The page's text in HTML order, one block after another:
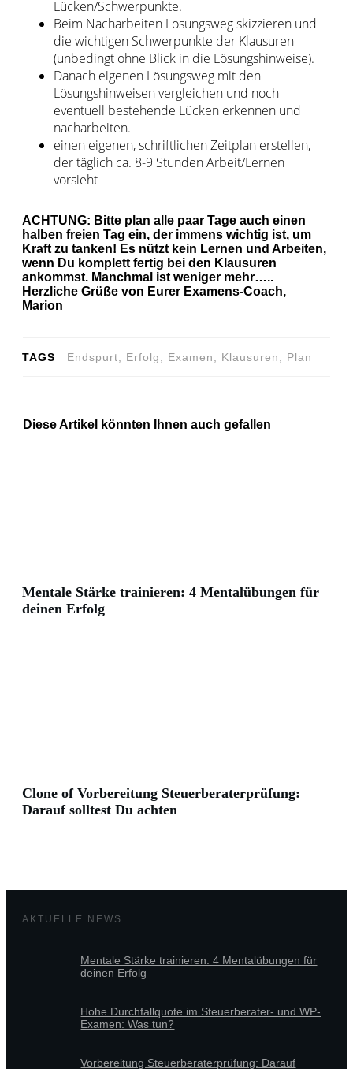
Lücken/Schwerpunkte.
Beim Nacharbeiten Lösungsweg skizzieren und
die wichtigen Schwerpunkte der Klausuren
(unbedingt ohne Blick in die Lösungshinweise).
Danach eigenen Lösungsweg mit den
Lösungshinweisen vergleichen und noch
eventuell bestehende Lücken erkennen und
nacharbeiten.
einen eigenen, schriftlichen Zeitplan erstellen,
der täglich ca. 8-9 Stunden Arbeit/Lernen
vorsieht
ACHTUNG: Bitte plan alle paar Tage auch einen
halben freien Tag ein, der immens wichtig ist, um
Kraft zu tanken! Es nützt kein Lernen und Arbeiten,
wenn Du komplett fertig bei den Klausuren
ankommst. Manchmal ist weniger mehr…..
Herzliche Grüße von Eurer Examens-Coach,
Marion
TAGS Endspurt, Erfolg, Examen, Klausuren, Plan
Diese Artikel könnten Ihnen auch gefallen
Mentale Stärke trainieren: 4 Mentalübungen für
deinen Erfolg
Clone of Vorbereitung Steuerberaterprüfung:
Darauf solltest Du achten
AKTUELLE NEWS
Mentale Stärke trainieren: 4 Mentalübungen für
deinen Erfolg
Hohe Durchfallquote im Steuerberater- und WP-
Examen: Was tun?
Vorbereitung Steuerberaterprüfung: Darauf